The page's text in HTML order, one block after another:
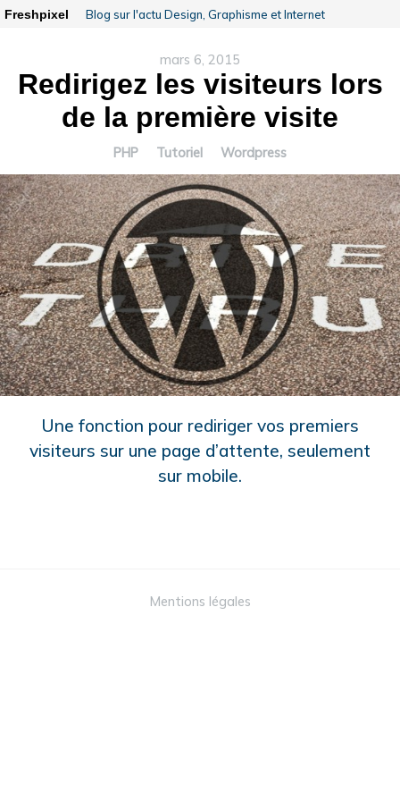
Freshpixel Blog sur l'actu Design, Graphisme et Internet
mars 6, 2015
Redirigez les visiteurs lors
de la première visite
PHP Tutoriel Wordpress
Une fonction pour rediriger vos premiers
visiteurs sur une page d’attente, seulement
sur mobile.
Mentions légales